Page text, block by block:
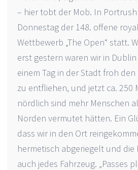
– hier tobt der Mob. In
Donnestag der 148. offene
Wettbewerb „The Open“ statt.
erst gestern waren wir in
einem Tag in der Stadt froh
zu entfliehen, und jetzt ca. 250
nördlich sind mehr Menschen
Norden vermutet hätten. Ein
dass wir in den Ort
hermetisch abgeriegelt und
auch jedes Fahrzeug. „Passes